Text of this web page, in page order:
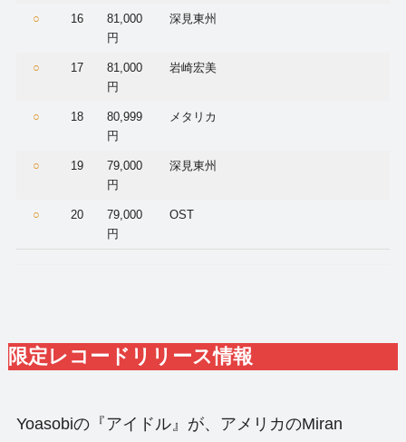
○ 16
81,000
円
深見東州
○ 17
81,000
円
岩崎宏美
○ 18
80,999
円
メタリカ
○ 19
79,000
円
深見東州
○ 20
79,000
円
OST
限定レコードリリース情報
Yoasobiの『アイドル』が、アメリカのMiran